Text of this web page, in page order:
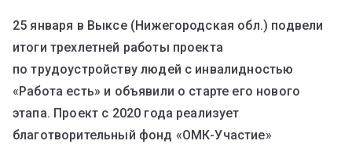
25 января в Выксе (Нижегородская обл.) подвели
итоги трехлетней работы проекта
по трудоустройству людей с инвалидностью
«Работа есть» и объявили о старте его нового
этапа. Проект с 2020 года реализует
благотворительный фонд «ОМК-Участие»